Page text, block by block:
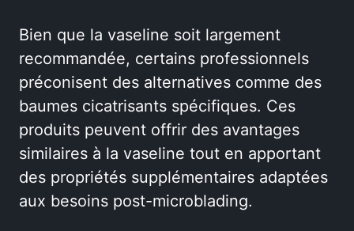
Bien que la vaseline soit largement
recommandée, certains professionnels
préconisent des alternatives comme des
baumes cicatrisants spécifiques. Ces
produits peuvent offrir des avantages
similaires à la vaseline tout en apportant
des propriétés supplémentaires adaptées
aux besoins post-microblading.